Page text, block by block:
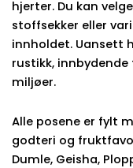
hjerter. Du kan
stoffsekker eller
innholdet. Uansett
rustikk,
miljøer.
Alle posene er fylt
godteri og
Dumle, Geisha,